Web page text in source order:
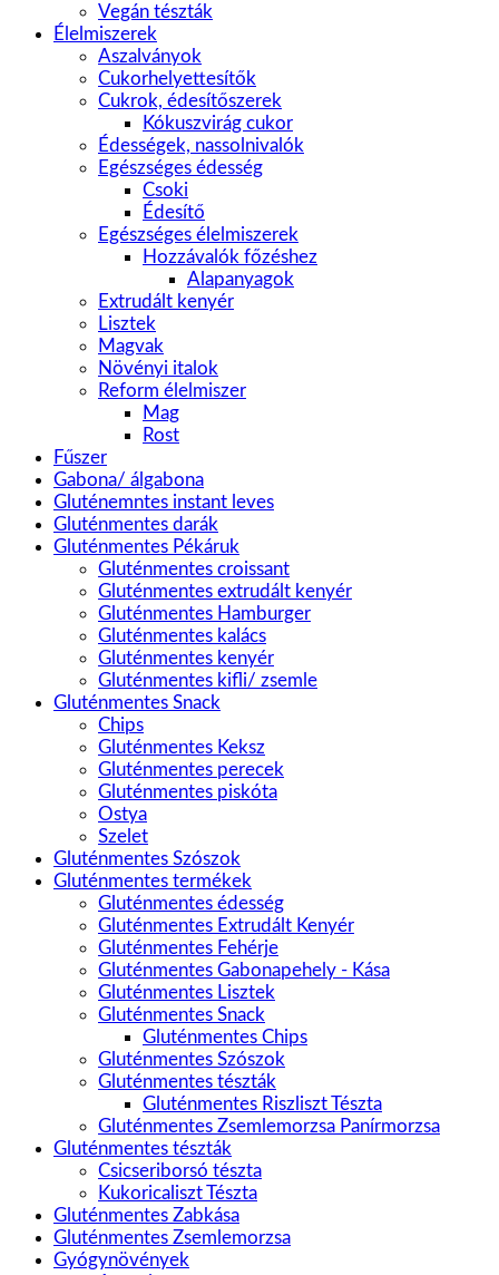
Vegán tészták
Élelmiszerek
Aszalványok
Cukorhelyettesítők
Cukrok, édesítőszerek
Kókuszvirág cukor
Édességek, nassolnivalók
Egészséges édesség
Csoki
Édesítő
Egészséges élelmiszerek
Hozzávalók főzéshez
Alapanyagok
Extrudált kenyér
Lisztek
Magvak
Növényi italok
Reform élelmiszer
Mag
Rost
Fűszer
Gabona/ álgabona
Gluténemntes instant leves
Gluténmentes darák
Gluténmentes Pékáruk
Gluténmentes croissant
Gluténmentes extrudált kenyér
Gluténmentes Hamburger
Gluténmentes kalács
Gluténmentes kenyér
Gluténmentes kifli/ zsemle
Gluténmentes Snack
Chips
Gluténmentes Keksz
Gluténmentes perecek
Gluténmentes piskóta
Ostya
Szelet
Gluténmentes Szószok
Gluténmentes termékek
Gluténmentes édesség
Gluténmentes Extrudált Kenyér
Gluténmentes Fehérje
Gluténmentes Gabonapehely - Kása
Gluténmentes Lisztek
Gluténmentes Snack
Gluténmentes Chips
Gluténmentes Szószok
Gluténmentes tészták
Gluténmentes Riszliszt Tészta
Gluténmentes Zsemlemorzsa Panírmorzsa
Gluténmentes tészták
Csicseriborsó tészta
Kukoricaliszt Tészta
Gluténmentes Zabkása
Gluténmentes Zsemlemorzsa
Gyógynövények